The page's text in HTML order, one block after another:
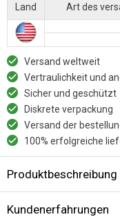
Land Art des
Versand weltweit
Vertraulichkeit und
Sicher und geschützt
Diskrete verpackung
Versand der
100% erfolgreiche
Produktbeschreibung
Kundenerfahrungen